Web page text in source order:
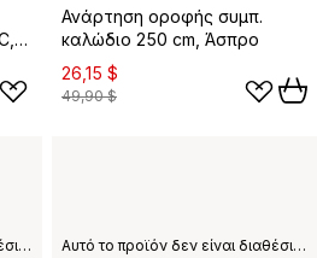
Ανάρτηση οροφής συμπ.
καλώδιο 250 cm, Άσπρο
26,15 $
49,90 $
Αυτό το προϊόν δεν είναι διαθέσιμο στη χώρα παράδοσης που έχετε επιλέξει. Αυτό το προϊόν δεν είναι διαθέσιμο στη χώρα παράδοσης που έχετε επιλέξει.